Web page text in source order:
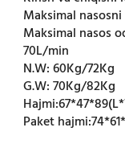
Maksimal
Maksimal nasos
70L/min
N.W:60Kg/72Kg
G.W:70Kg/82Kg
Hajmi:
Paket hajmi: